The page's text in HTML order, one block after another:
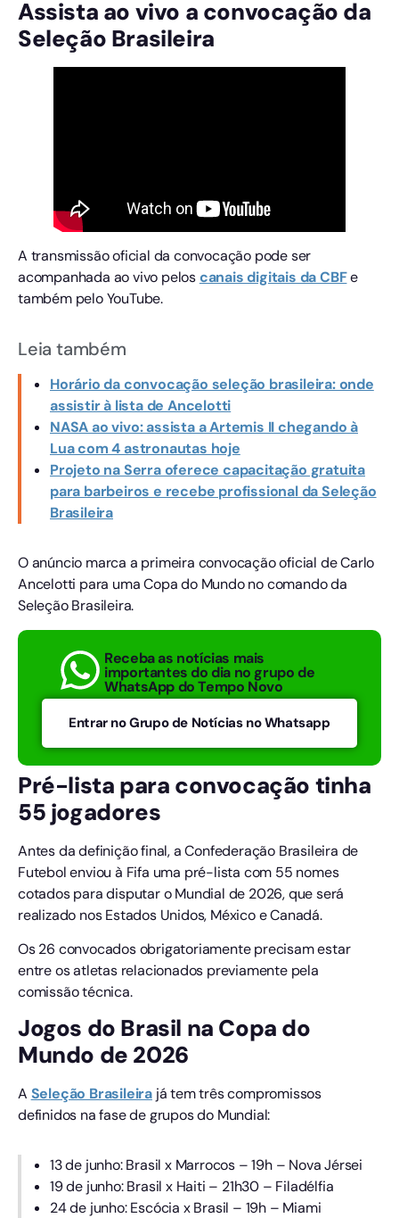
Assista ao vivo a convocação da
Seleção Brasileira
A transmissão oficial da convocação pode ser
acompanhada ao vivo peloscanais digitais da CBFe
também pelo YouTube.
Leia também
Horário da convocação seleção brasileira: onde
assistir à lista de Ancelotti
NASA ao vivo: assista a Artemis II chegando à
Lua com 4 astronautas hoje
Projeto na Serra oferece capacitação gratuita
para barbeiros e recebe profissional da Seleção
Brasileira
O anúncio marca a primeira convocação oficial de Carlo
Ancelotti para uma Copa do Mundo no comando da
Seleção Brasileira.
Receba as notícias mais
importantes do dia no grupo de
WhatsApp do Tempo Novo
Entrar no Grupo de Notícias no Whatsapp
Pré-lista para convocação tinha
55 jogadores
Antes da definição final, a Confederação Brasileira de
Futebol enviou à Fifa uma pré-lista com 55 nomes
cotados para disputar o Mundial de 2026, que será
realizado nos Estados Unidos, México e Canadá.
Os 26 convocados obrigatoriamente precisam estar
entre os atletas relacionados previamente pela
comissão técnica.
Jogos do Brasil na Copa do
Mundo de 2026
A Seleção Brasileira já tem três compromissos
definidos na fase de grupos do Mundial:
13 de junho: Brasil x Marrocos – 19h – Nova Jérsei
19 de junho: Brasil x Haiti – 21h30 – Filadélfia
24 de junho: Escócia x Brasil – 19h – Miami